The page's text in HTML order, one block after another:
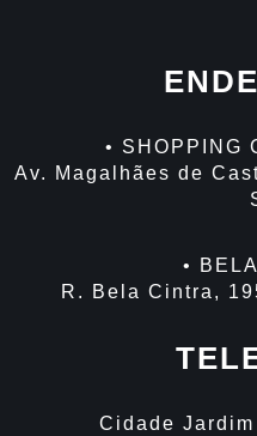
• SHOPPING
Av. Magalhães de
•
R. Bela Cintra,
Cidade